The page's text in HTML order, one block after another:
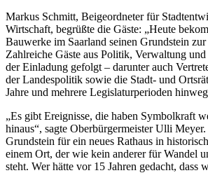
Markus Schmitt, Beigeordneter für
Wirtschaft, begrüßte die Gäste: „Heute
Bauwerke im Saarland seinen Grundstein
Zahlreiche Gäste aus Politik, Verwaltung
der Einladung gefolgt – darunter auch
der Landespolitik sowie die Stadt- und
Jahre und mehrere Legislaturperioden
„Es gibt Ereignisse, die haben Symbolkraft
hinaus“, sagte Oberbürgermeister Ulli
Grundstein für ein neues Rathaus in
einem Ort, der wie kein anderer für Wandel
steht. Wer hätte vor 15 Jahren gedacht, dass